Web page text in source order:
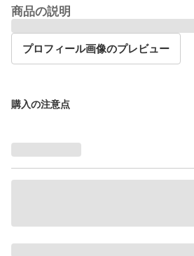
商品の説明
プロフィール画像のプレビュー
購入の注意点